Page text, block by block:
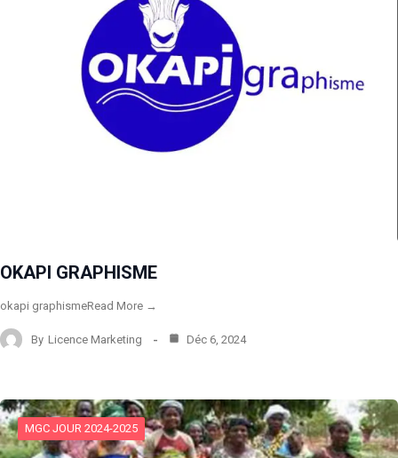
OKAPI GRAPHISME
okapi graphismeRead More →
By Licence Marketing Déc 6, 2024
MGC JOUR 2024-2025